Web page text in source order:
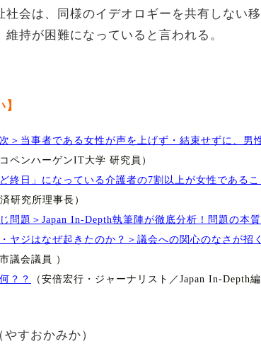
社会は、同様のイデオロギーを共有しない
持が困難になっていると言われる。
＞当事者である女性が声を上げず・結束せずに、男
ペンハーゲンIT大学 研究員）
終日」になっている介護者の7割以上が女性であるこ
研究所理事長）
問題＞Japan In-Depth執筆陣が徹底分析！問題の本質
ヤジはなぜ起きたのか？＞議会への関心のなさが招
議会議員 ）
？？
（安倍宏行・ジャーナリスト／Japan In-Depth編
すおかみか）